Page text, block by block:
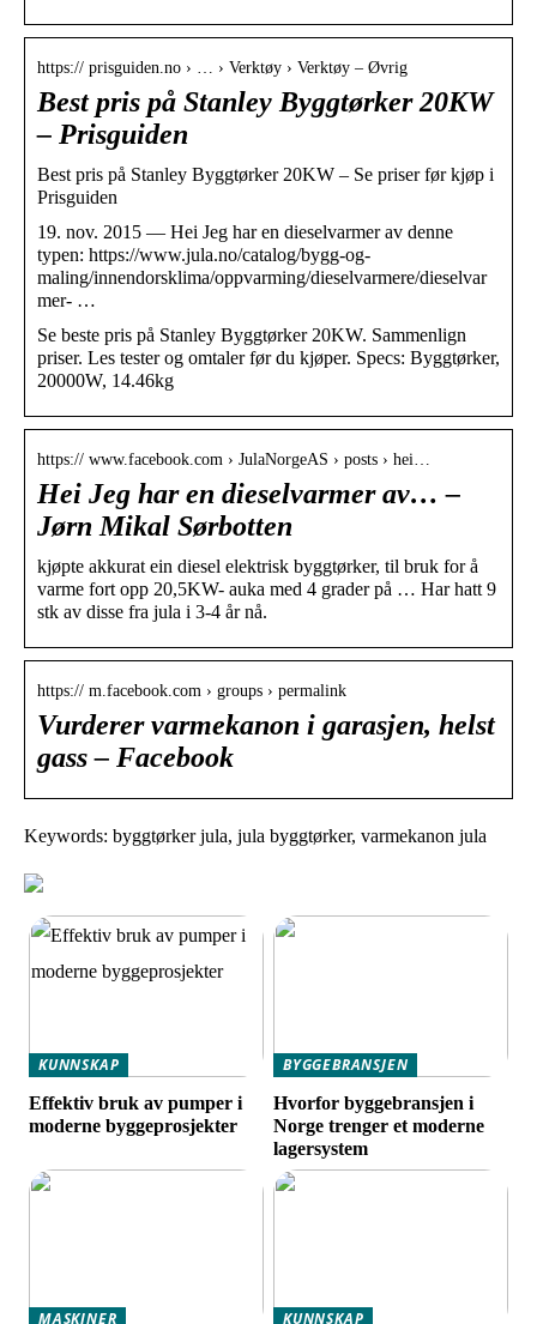
https:// prisguiden.no › … › Verktøy › Verktøy – Øvrig
Best pris på Stanley Byggtørker 20KW
– Prisguiden
Best pris på Stanley Byggtørker 20KW – Se priser før kjøp i
Prisguiden
19. nov. 2015 — Hei Jeg har en dieselvarmer av denne
typen: https://www.jula.no/catalog/bygg-og-
maling/innendorsklima/oppvarming/dieselvarmere/dieselvar
mer- …
Se beste pris på Stanley Byggtørker 20KW. Sammenlign
priser. Les tester og omtaler før du kjøper. Specs: Byggtørker,
20000W, 14.46kg
https:// www.facebook.com › JulaNorgeAS › posts › hei…
Hei Jeg har en dieselvarmer av… –
Jørn Mikal Sørbotten
kjøpte akkurat ein diesel elektrisk byggtørker, til bruk for å
varme fort opp 20,5KW- auka med 4 grader på … Har hatt 9
stk av disse fra jula i 3-4 år nå.
https:// m.facebook.com › groups › permalink
Vurderer varmekanon i garasjen, helst
gass – Facebook
Keywords: byggtørker jula, jula byggtørker, varmekanon jula
KUNNSKAP
Effektiv bruk av pumper i
moderne byggeprosjekter
BYGGEBRANSJEN
Hvorfor byggebransjen i
Norge trenger et moderne
lagersystem
MASKINER KUNNSKAP